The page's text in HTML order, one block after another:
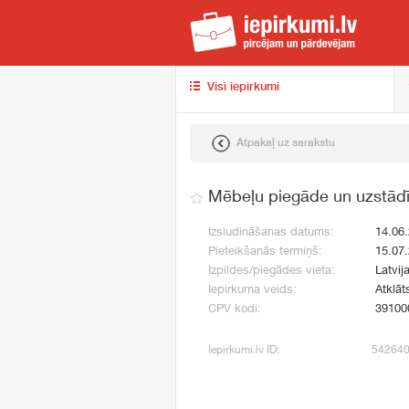
Visi iepirkumi
Atpakaļ uz sarakstu
Mēbeļu piegāde un
Izsludināšanas datums:
Pieteikšanās termiņš:
Izpildes/piegādes vieta:
Iepirkuma veids:
CPV kodi:
Iepirkumi.lv ID: